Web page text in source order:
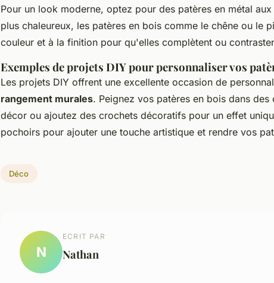
Pour un look moderne, optez pour des patères en métal
plus chaleureux, les patères en bois comme le chêne ou le
couleur et à la finition pour qu'elles complètent ou
Exemples de projets DIY pour personnaliser vos
Les projets DIY offrent une excellente occasion de
rangement murales. Peignez vos patères en bois dans
décor ou ajoutez des crochets décoratifs pour un effet
pochoirs pour ajouter une touche artistique et rendre vos
Déco
N
ECRIT PAR
Nathan